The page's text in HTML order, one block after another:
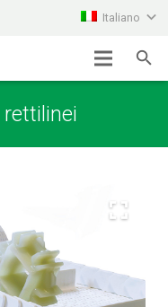
Italiano